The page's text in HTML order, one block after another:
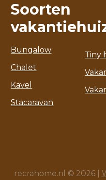
Soorten
Bungalow
Chalet
Kavel
Stacaravan
Tiny
recrahome.nl © 2026 |